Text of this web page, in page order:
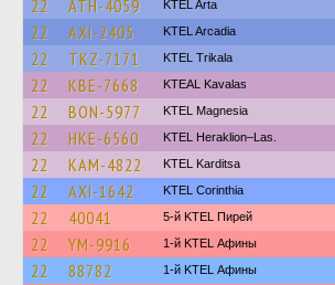
22 ATH-4059 KTEL Arta
22 AXI-2405 KTEL Arcadia
22 TKZ-7171 ΚΤΕL Τrikala
22 KBE-7668 KTEAL Kavalas
22 BON-5977 ΚΤΕL Magnesia
22 HKE-6560 KTEL Heraklion–Las.
22 KAM-4822 ΚΤΕL Karditsa
22 AXI-1642 KTEL Corinthia
22 40041 5-й KTEL Пирей
22 YM-9916 1-й KTEL Афины
22 88782 1-й KTEL Афины